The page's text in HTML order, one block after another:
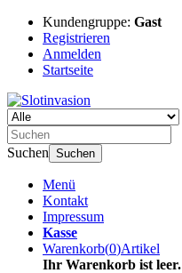
Kundengruppe: Gast
Registrieren
Anmelden
Startseite
Suchen Suchen
Menü
Kontakt
Impressum
Kasse
Warenkorb(0)Artikel
Ihr Warenkorb ist leer.